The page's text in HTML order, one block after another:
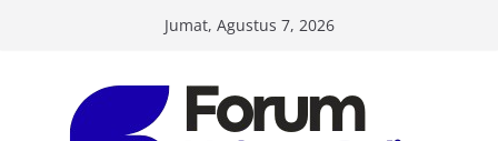
Jumat, Agustus 7, 2026